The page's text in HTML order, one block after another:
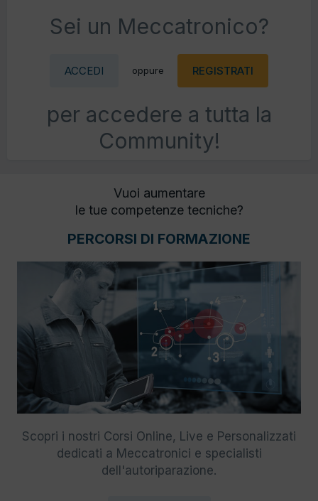
Sei un Meccatronico?
ACCEDI oppure REGISTRATI
per accedere a tutta la
Community!
Vuoi aumentare
le tue competenze tecniche?
PERCORSI DI FORMAZIONE
Scopri i nostri Corsi Online, Live e Personalizzati
dedicati a Meccatronici e specialisti
dell'autoriparazione.